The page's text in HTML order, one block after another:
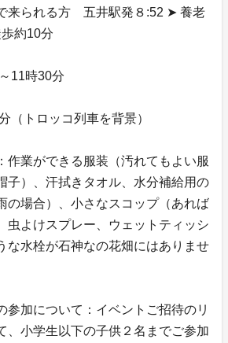
れる方 五井駅発８:52 ➤ 養老
約10分
11時30分
（トロッコ列車を背景）
作業ができる服装（汚れてもよい服
子）、汗拭きタオル、水分補給用の
の場合）、小さなスコップ（あれば
虫よけスプレー、ウェットティッシ
な水栓が石神なの花畑にはありませ
参加について：イベントご招待のリ
、小学生以下の子供２名までご参加